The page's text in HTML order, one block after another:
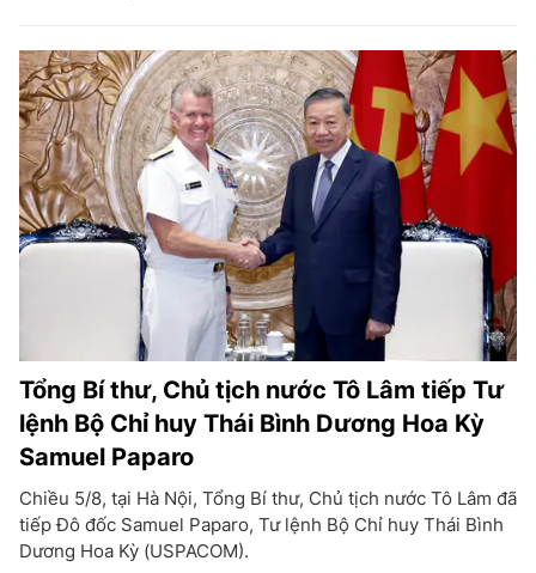
Tổng Bí thư, Chủ tịch nước Tô Lâm tiếp Tư
lệnh Bộ Chỉ huy Thái Bình Dương Hoa Kỳ
Samuel Paparo
Chiều 5/8, tại Hà Nội, Tổng Bí thư, Chủ tịch nước Tô Lâm đã
tiếp Đô đốc Samuel Paparo, Tư lệnh Bộ Chỉ huy Thái Bình
Dương Hoa Kỳ (USPACOM).